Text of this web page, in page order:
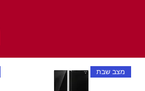
מצב שבת